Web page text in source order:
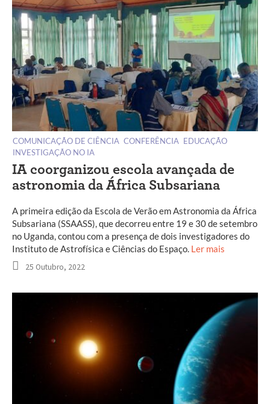
COMUNICAÇÃO DE CIÊNCIA CONFERÊNCIA EDUCAÇÃO
INVESTIGAÇÃO NO IA
IA coorganizou escola avançada de
astronomia da África Subsariana
A primeira edição da Escola de Verão em Astronomia da África
Subsariana (SSAASS), que decorreu entre 19 e 30 de setembro
no Uganda, contou com a presença de dois investigadores do
Instituto de Astrofísica e Ciências do Espaço. Ler mais
25 Outubro, 2022